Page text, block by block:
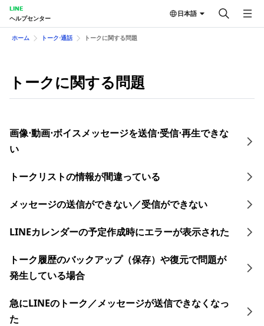
LINE
ヘルプセンター
日本語
ホーム トーク⋅通話 トークに関する問題
トークに関する問題
画像⋅動画⋅ボイスメッセージを送信⋅受信⋅再生できな
い
トークリストの情報が間違っている
メッセージの送信ができない／受信ができない
LINEカレンダーの予定作成時にエラーが表示された
トーク履歴のバックアップ（保存）や復元で問題が
発生している場合
急にLINEのトーク／メッセージが送信できなくなっ
た